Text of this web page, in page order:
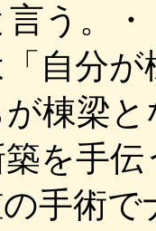
う。
自分
棟梁
を手
の手術